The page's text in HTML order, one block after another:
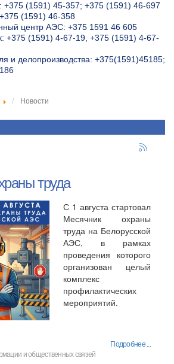
+375 (1591) 45-357; +375 (1591) 46-697
(1591) 46-358
центр АЭС: +375 1591 46 605
+375 (1591) 4-67-19, +375 (1591) 4-67-
и делопроизводства: +375(1591)45185;
Новости
труда
С 1 августа стартовал
Месячник охраны
труда на Белорусской
АЭС, в рамках
проведения которого
организован целый
комплекс
профилактических
мероприятий.
Подробнее ...
и общественных связей